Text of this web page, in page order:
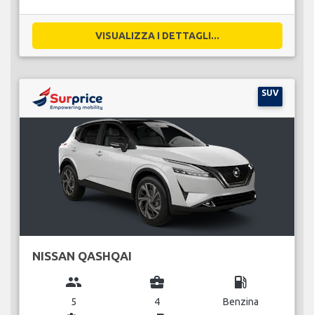
VISUALIZZA I DETTAGLI...
SUV
NISSAN QASHQAI
group
5
business_center
4
local_gas_station
Benzina